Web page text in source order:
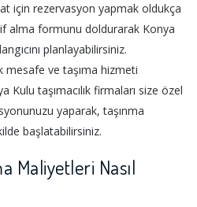
için rezervasyon yapmak oldukça
alma formunu doldurarak Konya
planlayabilirsiniz.
mesafe ve taşıma hizmeti
Kulu taşımacılık firmaları size özel
yaparak, taşınma
başlatabilirsiniz.
Maliyetleri Nasıl